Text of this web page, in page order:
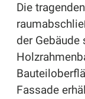
Die
der
Fassade